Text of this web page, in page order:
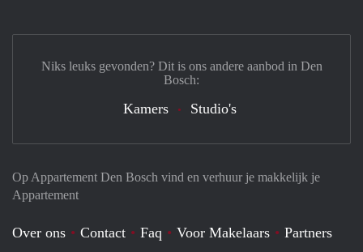
Op Appartement Den Bosch vind en verhuur je makkelijk je
Appartement
Over ons Contact Faq Voor Makelaars Partners
Niks leuks gevonden? Dit is ons andere aanbod in Den
Bosch:
Kamers Studio's